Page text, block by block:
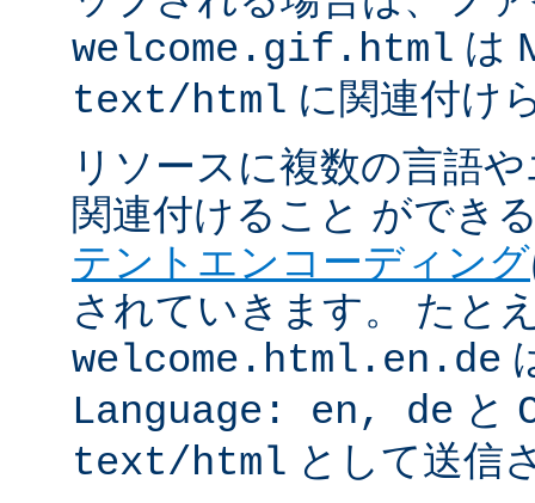
welcome.gif.html は
text/html に関連付け
リソースに複数の言語
関連付けること ができ
テントエンコーディング
されていきます。 たと
welcome.html.en.de
Language: en, de と
text/html として送信